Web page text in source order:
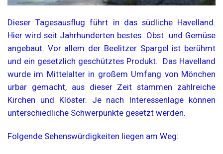
Dieser Tagesausflug führt in das südliche Havelland.
Hier wird seit Jahrhunderten bestes Obst und Gemüse
angebaut. Vor allem der Beelitzer Spargel ist berühmt
und ein gesetzlich geschütztes Produkt. Das Havelland
wurde im Mittelalter in großem Umfang von Mönchen
urbar gemacht, aus dieser Zeit stammen zahlreiche
Kirchen und Klöster. Je nach Interessenlage können
unterschiedliche Schwerpunkte gesetzt werden.
Folgende Sehenswürdigkeiten liegen am Weg: